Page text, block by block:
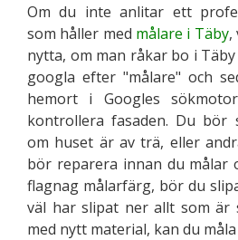
Om du inte anlitar ett
som håller med målare i Täby,
nytta, om man råkar bo i
googla efter "målare" och
hemort i Googles
kontrollera fasaden. Du bör
om huset är av trä, eller
bör reparera innan du målar
flagnag målarfärg, bör du
väl har slipat ner allt som är
med nytt material, kan du